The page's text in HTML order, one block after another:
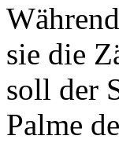
sie die
soll der
Palme